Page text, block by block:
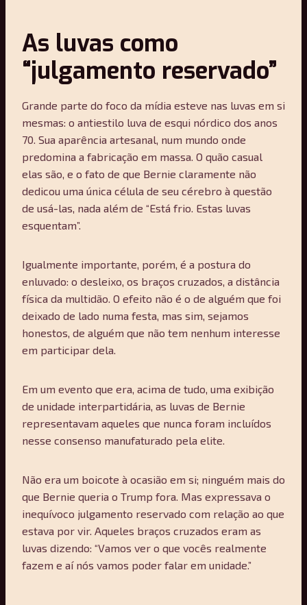
As luvas como
“julgamento reservado”
Grande parte do foco da mídia esteve nas luvas em si
mesmas: o antiestilo luva de esqui nórdico dos anos
70. Sua aparência artesanal, num mundo onde
predomina a fabricação em massa. O quão casual
elas são, e o fato de que Bernie claramente não
dedicou uma única célula de seu cérebro à questão
de usá-las, nada além de “Está frio. Estas luvas
esquentam”.
Igualmente importante, porém, é a postura do
enluvado: o desleixo, os braços cruzados, a distância
física da multidão. O efeito não é o de alguém que foi
deixado de lado numa festa, mas sim, sejamos
honestos, de alguém que não tem nenhum interesse
em participar dela.
Em um evento que era, acima de tudo, uma exibição
de unidade interpartidária, as luvas de Bernie
representavam aqueles que nunca foram incluídos
nesse consenso manufaturado pela elite.
Não era um boicote à ocasião em si; ninguém mais do
que Bernie queria o Trump fora. Mas expressava o
inequívoco julgamento reservado com relação ao que
estava por vir. Aqueles braços cruzados eram as
luvas dizendo: “Vamos ver o que vocês realmente
fazem e aí nós vamos poder falar em unidade.”